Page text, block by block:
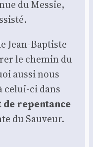
du Mes­sie,
Jean-Bap­tiste
le che­min du
aus­si nous
celui-ci dans
de repen­tance
du Sau­veur.